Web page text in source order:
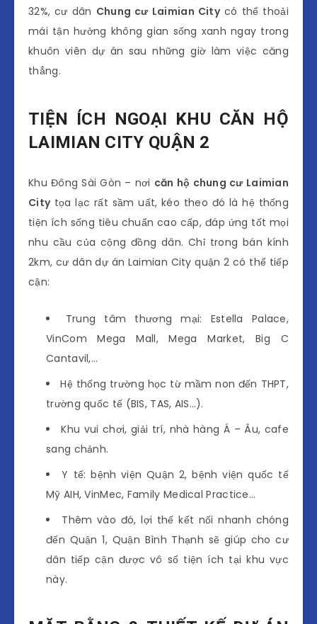
32%, cư dân Chung cư Laimian Citycó thể thoải
mái tận hưởng không gian sống xanh ngay trong
khuôn viên dự án sau những giờ làm việc căng
thẳng.
TIỆN ÍCH NGOẠI KHU CĂN HỘ
LAIMIAN CITY QUẬN 2
Khu Đông Sài Gòn – nơi căn hộ chung cư Laimian
Citytọa lạc rất sầm uất, kéo theo đó là hệ thống
tiện ích sống tiêu chuẩn cao cấp, đáp ứng tốt mọi
nhu cầu của cộng đồng dân. Chỉ trong bán kính
2km, cư dân dự án Laimian City quận 2 có thể tiếp
cận:
Trung tâm thương mại: Estella Palace,
VinCom Mega Mall, Mega Market, Big C
Cantavil,…
Hệ thống trường học từ mầm non đến THPT,
trường quốc tế (BIS, TAS, AIS…).
Khu vui chơi, giải trí, nhà hàng Á – Âu, cafe
sang chảnh.
Y tế: bệnh viện Quận 2, bệnh viện quốc tế
Mỹ AIH, VinMec, Family Medical Practice…
Thêm vào đó, lợi thế kết nối nhanh chóng
đến Quận 1, Quận Bình Thạnh sẽ giúp cho cư
dân tiếp cận được vô số tiện ích tại khu vực
này.